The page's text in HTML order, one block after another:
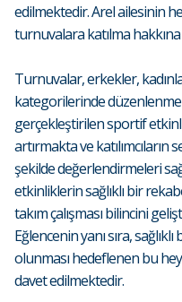
edilmektedir. Arel ailesinin
turnuvalara katılma
Turnuvalar, erkekler,
kategorilerinde
gerçekleştirilen sportif
artırmakta ve
şekilde değerlendirmeleri
etkinliklerin sağlıklı bir
takım çalışması bilincini
Eğlencenin yanı sıra,
olunması hedeflenen bu
davet edilmektedir.